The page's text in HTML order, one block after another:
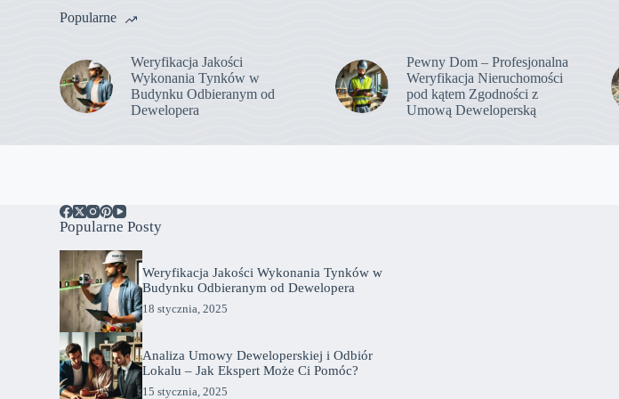
Popularne
Weryfikacja Jakości
Wykonania Tynków w
Budynku Odbieranym od
Dewelopera
Pewny Dom – Profesjonalna
Weryfikacja Nieruchomości
pod kątem Zgodności z
Umową Deweloperską
Popularne Posty
Weryfikacja Jakości Wykonania Tynków w
Budynku Odbieranym od Dewelopera
18 stycznia, 2025
Analiza Umowy Deweloperskiej i Odbiór
Lokalu – Jak Ekspert Może Ci Pomóc?
15 stycznia, 2025